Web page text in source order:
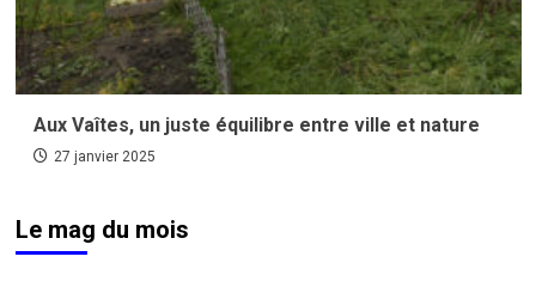
Aux Vaîtes, un juste équilibre entre ville et nature
27 janvier 2025
Le mag du mois